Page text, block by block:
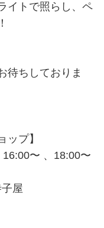
イトで照らし、ペ
待ちしておりま
ップ】
〜 、18:00〜
屋